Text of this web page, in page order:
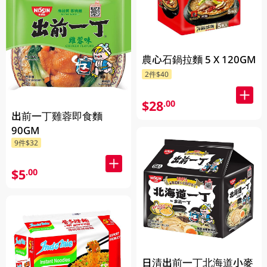
出前一丁雞蓉即食麵
90GM
9件$32
$5.00
農心石鍋拉麵 5 X 120GM
2件$40
$28.00
日清出前一丁北海道小麥